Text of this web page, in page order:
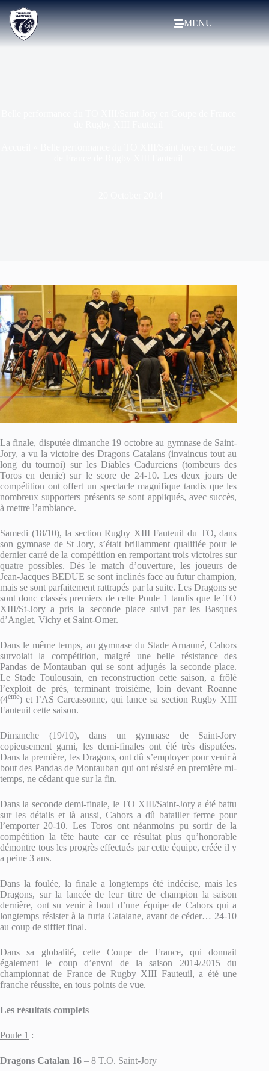
MENU
La finale, disputée dimanche 19 octobre au gymnase de Saint-
Jory, a vu la victoire des Dragons Catalans (invaincus tout au
long du tournoi) sur les Diables Cadurciens (tombeurs des
Toros en demie) sur le score de 24-10. Les deux jours de
compétition ont offert un spectacle magnifique tandis que les
nombreux supporters présents se sont appliqués, avec succès,
à mettre l’ambiance.
Samedi (18/10), la section Rugby XIII Fauteuil du TO, dans
son gymnase de St Jory, s’était brillamment qualifiée pour le
dernier carré de la compétition en remportant trois victoires sur
quatre possibles. Dès le match d’ouverture, les joueurs de
Jean-Jacques BEDUE se sont inclinés face au futur champion,
mais se sont parfaitement rattrapés par la suite. Les Dragons se
sont donc classés premiers de cette Poule 1 tandis que le TO
XIII/St-Jory a pris la seconde place suivi par les Basques
d’Anglet, Vichy et Saint-Omer.
Dans le même temps, au gymnase du Stade Arnauné, Cahors
survolait la compétition, malgré une belle résistance des
Pandas de Montauban qui se sont adjugés la seconde place.
Le Stade Toulousain, en reconstruction cette saison, a frôlé
l’exploit de près, terminant troisième, loin devant Roanne
(4ème) et l’AS Carcassonne, qui lance sa section Rugby XIII
Fauteuil cette saison.
Dimanche (19/10), dans un gymnase de Saint-Jory
copieusement garni, les demi-finales ont été très disputées.
Dans la première, les Dragons, ont dû s’employer pour venir à
bout des Pandas de Montauban qui ont résisté en première mi-
temps, ne cédant que sur la fin.
Dans la seconde demi-finale, le TO XIII/Saint-Jory a été battu
sur les détails et là aussi, Cahors a dû batailler ferme pour
l’emporter 20-10. Les Toros ont néanmoins pu sortir de la
compétition la tête haute car ce résultat plus qu’honorable
démontre tous les progrès effectués par cette équipe, créée il y
a peine 3 ans.
Dans la foulée, la finale a longtemps été indécise, mais les
Dragons, sur la lancée de leur titre de champion la saison
dernière, ont su venir à bout d’une équipe de Cahors qui a
longtemps résister à la furia Catalane, avant de céder… 24-10
au coup de sifflet final.
Dans sa globalité, cette Coupe de France, qui donnait
également le coup d’envoi de la saison 2014/2015 du
championnat de France de Rugby XIII Fauteuil, a été une
franche réussite, en tous points de vue.
Les résultats complets
Poule 1 :
Dragons Catalan 16 – 8 T.O. Saint-Jory